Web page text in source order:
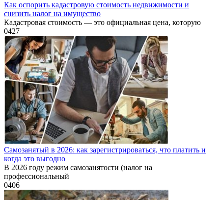
Как оспорить кадастровую стоимость недвижимости и
снизить налог на имущество
Кадастровая стоимость — это официальная цена, которую
0427
Самозанятый в 2026: как зарегистрироваться, что платить и
когда это выгодно
В 2026 году режим самозанятости (налог на
профессиональный
0406